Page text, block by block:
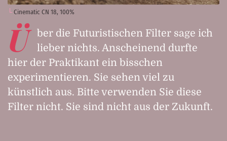
Cinematic CN 18, 100%
Ü
ber die Futuristischen Filter sage ich
lieber nichts. Anscheinend durfte
hier der Praktikant ein bisschen
experimentieren. Sie sehen viel zu
künstlich aus. Bitte verwenden Sie diese
Filter nicht. Sie sind nicht aus der Zukunft.